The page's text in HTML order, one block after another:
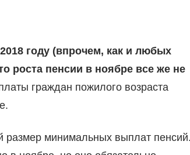
году (впрочем, как и любых
роста пенсии в ноябре все же не
граждан пожилого возраста
размер минимальных выплат